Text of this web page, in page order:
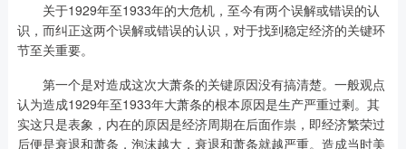
关于1929年至1933年的大危机，至今有两个误解或错误的认
识，而纠正这两个误解或错误的认识，对于找到稳定经济的关键环
节至关重要。
第一个是对造成这次大萧条的关键原因没有搞清楚。一般观点
认为造成1929年至1933年大萧条的根本原因是生产严重过剩。其
实这只是表象，内在的原因是经济周期在后面作祟，即经济繁荣过
后便是衰退和萧条，泡沫越大，衰退和萧条就越严重。造成当时美